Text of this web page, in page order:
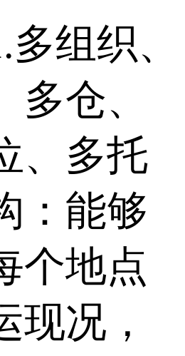
组织、
多仓、
、多托
：能够
个地点
现况，